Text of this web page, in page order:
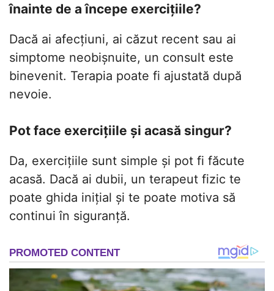
înainte de a începe exercițiile?
Dacă ai afecțiuni, ai căzut recent sau ai
simptome neobișnuite, un consult este
binevenit. Terapia poate fi ajustată după
nevoie.
Pot face exercițiile și acasă singur?
Da, exercițiile sunt simple și pot fi făcute
acasă. Dacă ai dubii, un terapeut fizic te
poate ghida inițial și te poate motiva să
continui în siguranță.